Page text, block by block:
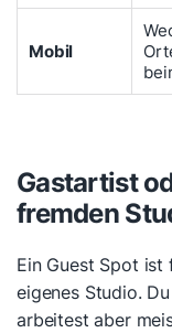
Mobil
Gastartist
fremden
Ein Guest Spot
eigenes Studio.
arbeitest aber